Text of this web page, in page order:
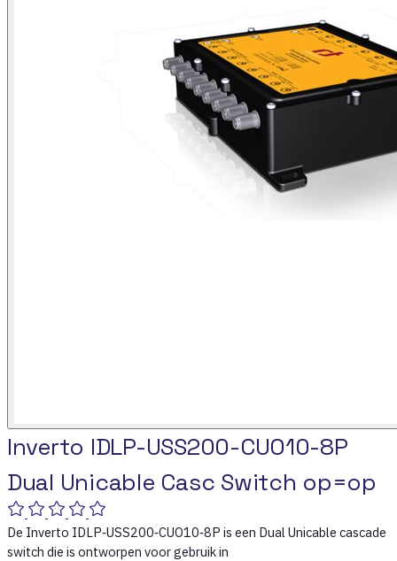
Inverto IDLP-USS200-CUO10-8P
Dual Unicable Casc Switch op=op
De Inverto IDLP‑USS200‑CUO10‑8P is een Dual Unicable cascade
switch die is ontworpen voor gebruik in